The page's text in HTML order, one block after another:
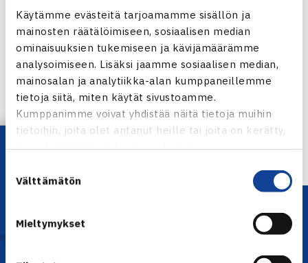
Käytämme evästeitä tarjoamamme sisällön ja
mainosten räätälöimiseen, sosiaalisen median
ominaisuuksien tukemiseen ja kävijämäärämme
analysoimiseen. Lisäksi jaamme sosiaalisen median,
mainosalan ja analytiikka-alan kumppaneillemme
tietoja siitä, miten käytät sivustoamme.
Kumppanimme voivat yhdistää näitä tietoja muihin
tietoihin, joita olet antanut heille tai joita on kerätty,
kun olet käyttänyt heidän palvelujaan.
valinta
Välttämätön
Mieltymykset
Jaa:
← Edellinen
Lataa OmaTennis!